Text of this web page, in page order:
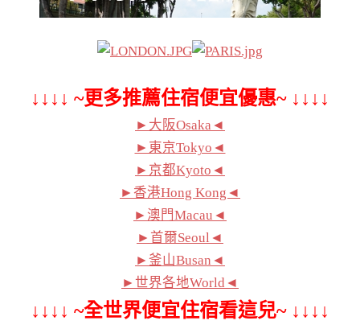
↓↓↓↓ ~更多推薦住宿便宜優惠~ ↓↓↓↓
►大阪Osaka◄
►東京Tokyo◄
►京都Kyoto◄
►香港Hong Kong◄
►澳門Macau◄
►首爾Seoul◄
►釜山Busan◄
►世界各地World◄
↓↓↓↓ ~全世界便宜住宿看這兒~ ↓↓↓↓